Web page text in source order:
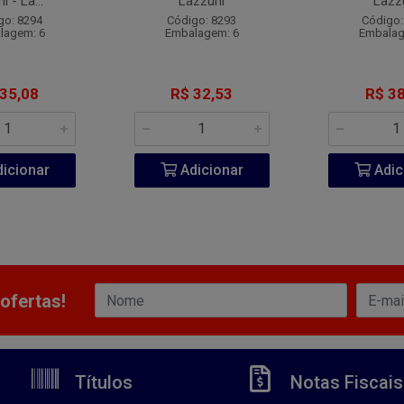
8294
6
Código: 8293
Embalagem: 6
R$ 32,53
Adicionar
R$
Títulos Notas Fiscais